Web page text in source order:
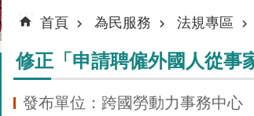
::: 首頁 為民服務 法規專區
修正「申請聘僱外國人從事
發布單位：跨國勞動力事務中心